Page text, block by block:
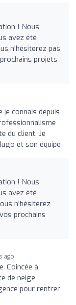
! Nous
avez été
n'hésiterez pas
projets
je connais depuis
du client. Je
et son équipe
! Nous
avez été
n'hésiterez
prochains
ago
Coincée à
de neige,
pour rentrer